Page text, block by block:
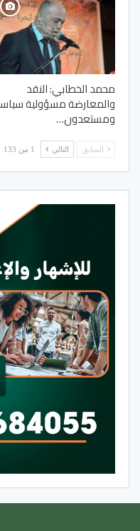
محمد الخطابي: النقد
والمعارضة مسؤولية
ومستعدون…
السابق التالي 1 من 133